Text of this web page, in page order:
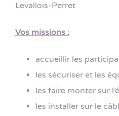
Levallois-Perret
Vos missions :
accueillir les
les sécuriser et les
les faire monter sur
les installer sur le